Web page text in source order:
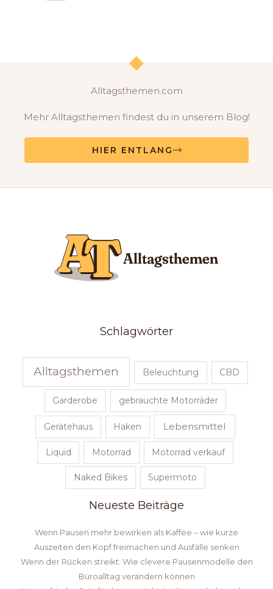
Alltagsthemen.com
Mehr Alltagsthemen findest du in unserem Blog!
HIER ENTLANG
Schlagwörter
Alltagsthemen Beleuchtung CBD
Garderobe gebrauchte Motorräder
Gerätehaus Haken Lebensmittel
Liquid Motorrad Motorrad verkauf
Naked Bikes Supermoto
Neueste Beiträge
Wenn Pausen mehr bewirken als Kaffee – wie kurze
Auszeiten den Kopf freimachen und Ausfälle senken
Wenn der Rücken streikt: Wie clevere Pausenmodelle den
Büroalltag verändern können